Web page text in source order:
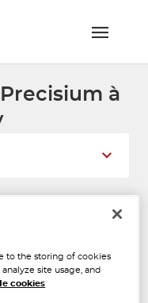
à
to the storing of cookies
site usage, and
cookies